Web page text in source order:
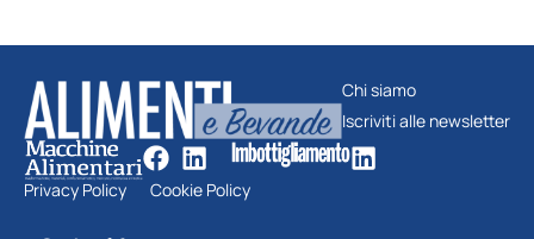
Chi siamo
Iscriviti alle newsletter
Privacy Policy Cookie Policy